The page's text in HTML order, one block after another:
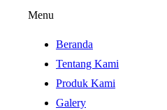
Menu
Beranda
Tentang Kami
Produk Kami
Galery